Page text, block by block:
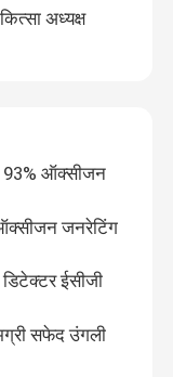
अध्यक्ष
93% ऑक्सीजन
जनरेटिंग
ईसीजी
सफेद उंगली